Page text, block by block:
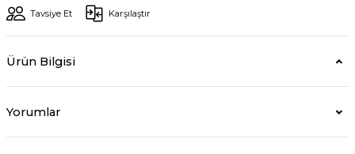
Tavsiye Et Karşılaştır
Ürün Bilgisi
Yorumlar